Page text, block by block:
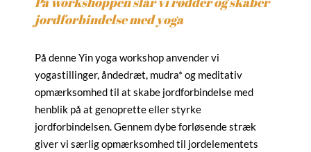
jordforbindelse med yoga
På denne Yin yoga workshop anvender vi
yogastillinger, åndedræt, mudra* og meditativ
opmærksomhed til at skabe jordforbindelse med
henblik på at genoprette eller styrke
jordforbindelsen. Gennem dybe forløsende stræk
giver vi særlig opmærksomhed til jordelementets